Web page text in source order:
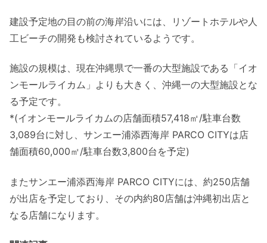
一風堂
広島汁なし担担麺くにまつ＆韓美苑
みっちゃん総本店監修 元祖広島お好
み焼物語
博多天ぷら たかお
ELK NEW YORK BRUNCH
上島珈琲店
ナナズグリーンティー
リトルマーメイド
リンツ ショコラ カフェ
建設予定地の目の前の海岸沿いには、リゾートホテルや人
工ビーチの開発も検討されているようです。
施設の規模は、現在沖縄県で一番の大型施設である「イオ
ンモールライカム」よりも大きく、沖縄一の大型施設とな
る予定です。
*(イオンモールライカムの店舗面積57,418㎡/駐車台数
3,089台に対し、サンエー浦添西海岸 PARCO CITYは店
舗面積60,000㎡/駐車台数3,800台を予定)
またサンエー浦添西海岸 PARCO CITYには、約250店舗
が出店を予定しており、その内約80店舗は沖縄初出店と
なる店舗になります。